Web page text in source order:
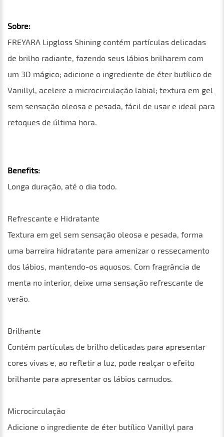
Sobre:
FREYARA Lipgloss Shining contém partículas delicadas
de brilho radiante, fazendo seus lábios brilharem com
um 3D mágico; adicione o ingrediente de éter butílico de
Vanillyl, acelere a microcirculação labial; textura em gel
sem sensação oleosa e pesada, fácil de usar e ideal para
retoques de última hora.
Benefits:
Longa duração, até o dia todo.
Refrescante e Hidratante
Textura em gel sem sensação oleosa e pesada, forma
uma barreira hidratante para amenizar o ressecamento
dos lábios, mantendo-os aquosos. Com fragrância de
menta no interior, deixe uma sensação refrescante de
verão.
Brilhante
Contém partículas de brilho delicadas para apresentar
cores vivas e, ao refletir a luz, pode realçar o efeito
brilhante para apresentar os lábios carnudos.
Microcirculação
Adicione o ingrediente de éter butílico Vanillyl para